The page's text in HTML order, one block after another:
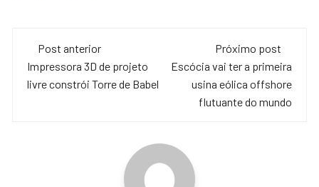
e
b
er s
A
Navegação
de
Post anterior
Impressora 3D de projeto
livre constrói Torre de Babel
Próximo post
Escócia vai ter a primeira
usina eólica offshore
flutuante do mundo